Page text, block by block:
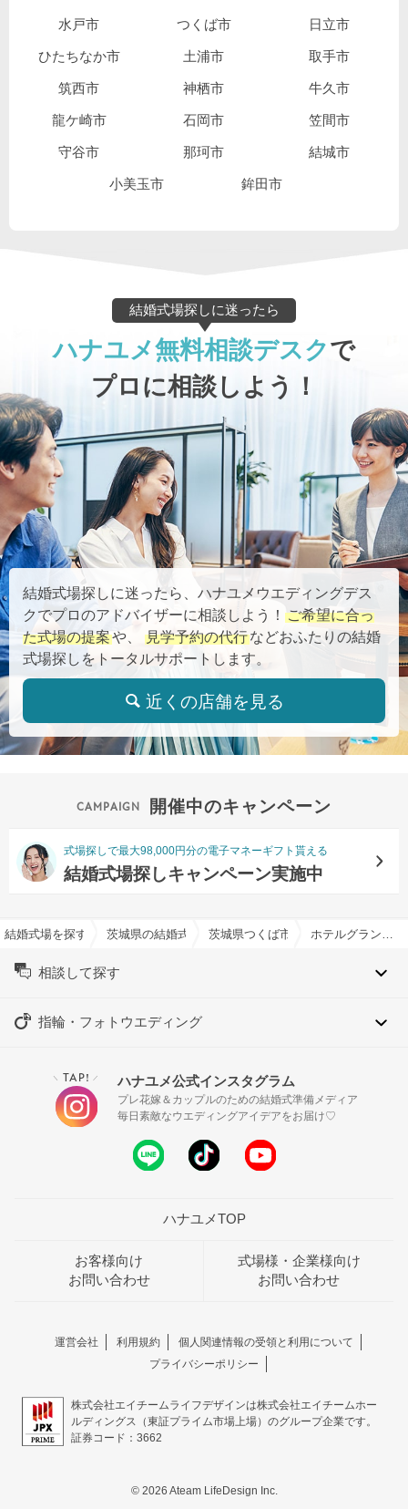
水戸市 つくば市 日立市
ひたちなか市 土浦市 取手市
筑西市 神栖市 牛久市
龍ケ崎市 石岡市 笠間市
守谷市 那珂市 結城市
小美玉市 鉾田市
結婚式場探しに迷ったら
ハナユメ無料相談デスクで
プロに相談しよう！
結婚式場探しに迷ったら、ハナユメウエディングデス
クでプロのアドバイザーに相談しよう！ ご希望に合っ
た式場の提案や、 見学予約の代行などおふたりの結婚
式場探しをトータルサポートします。
近くの店舗を見る
開催中のキャンペーン
式場探しで最大98,000円分の電子マネーギフト貰える
結婚式場探しキャンペーン実施中
結婚式場を探すならハナユメ茨城県の結婚式場一覧茨城県つくば市の結婚式場一覧 ホテルグランド東雲で結婚式
相談して探す
指輪・フォトウエディング
＼ TAP! ／ ハナユメ公式インスタグラム
プレ花嫁＆カップルのための結婚式準備メディア
毎日素敵なウエディングアイデアをお届け♡
ハナユメTOP
お客様向け
お問い合わせ
式場様・企業様向け
お問い合わせ
運営会社 利用規約
個人関連情報の受領と利用について
プライバシーポリシー
株式会社エイチームライフデザインは株式会社エイチームホー
ルディングス（東証プライム市場上場）のグループ企業です。
証券コード：3662
© 2026 Ateam LifeDesign Inc.